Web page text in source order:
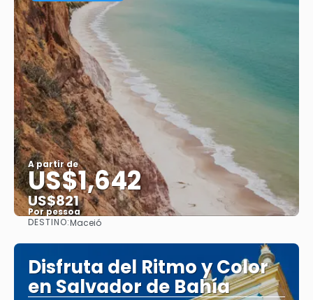
A partir de
US$1,642
US$821
Por pessoa
DESTINO:Maceió
Disfruta del Ritmo y Color
en Salvador de Bahía